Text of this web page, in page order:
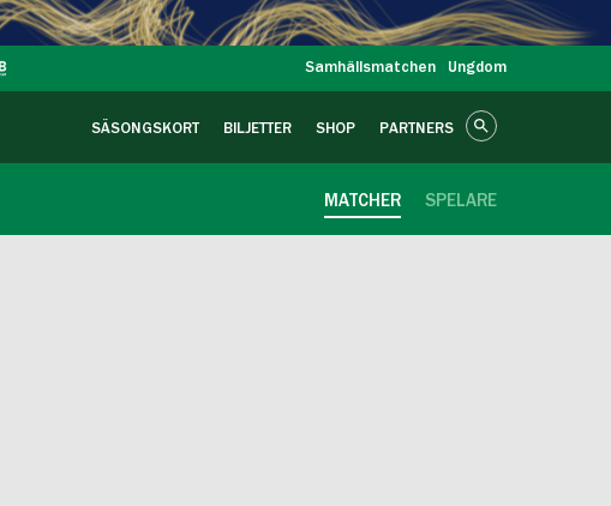
Samhällsmatchen Ungdom
SÄSONGSKORT BILJETTER SHOP PARTNERS
SPELARE
MATCHER